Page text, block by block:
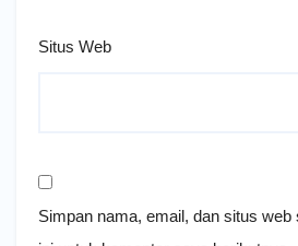
Situs Web
Simpan nama, email, dan situs